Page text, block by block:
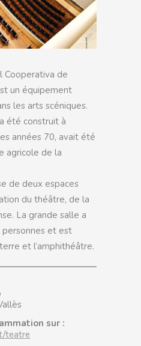
Cooperativa de
un équipement
les arts scéniques.
été construit à
années 70, avait été
agricole de la
de deux espaces
du théâtre, de la
La grande salle a
et est
et l’amphithéâtre.
sur :
teatre